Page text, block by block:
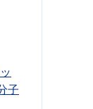
子